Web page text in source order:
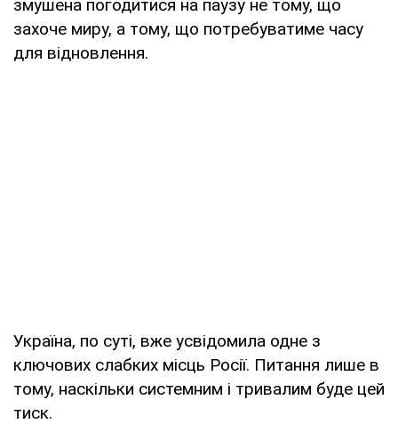
змушена погодитися на паузу не тому, що
захоче миру, а тому, що потребуватиме часу
для відновлення.
Україна, по суті, вже усвідомила одне з
ключових слабких місць Росії. Питання лише в
тому, наскільки системним і тривалим буде цей
тиск.